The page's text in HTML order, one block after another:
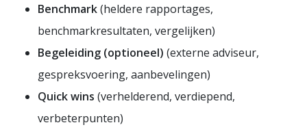
Benchmark(heldere rapportages,
benchmarkresultaten, vergelijken)
Begeleiding (optioneel) (externe adviseur,
gespreksvoering, aanbevelingen)
Quick wins (verhelderend, verdiepend,
verbeterpunten)